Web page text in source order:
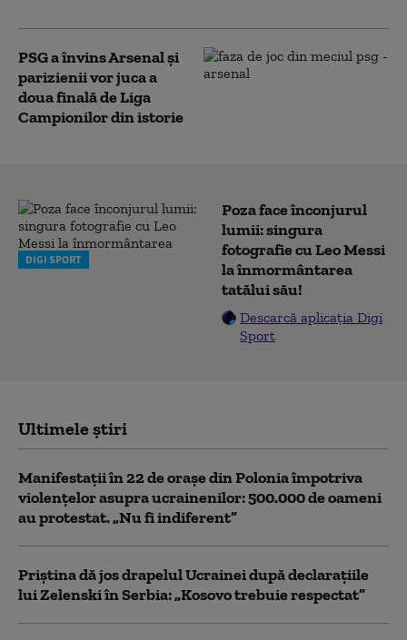
PSG a învins Arsenal şi
parizienii vor juca a
doua finală de Liga
Campionilor din istorie
DIGI SPORT
Poza face înconjurul
lumii: singura
fotografie cu Leo Messi
la înmormântarea
tatălui său!
Descarcă aplicația Digi
Sport
Ultimele știri
Manifestații în 22 de orașe din Polonia împotriva
violențelor asupra ucrainenilor: 500.000 de oameni
au protestat. „Nu fi indiferent”
Priștina dă jos drapelul Ucrainei după declarațiile
lui Zelenski în Serbia: „Kosovo trebuie respectat”